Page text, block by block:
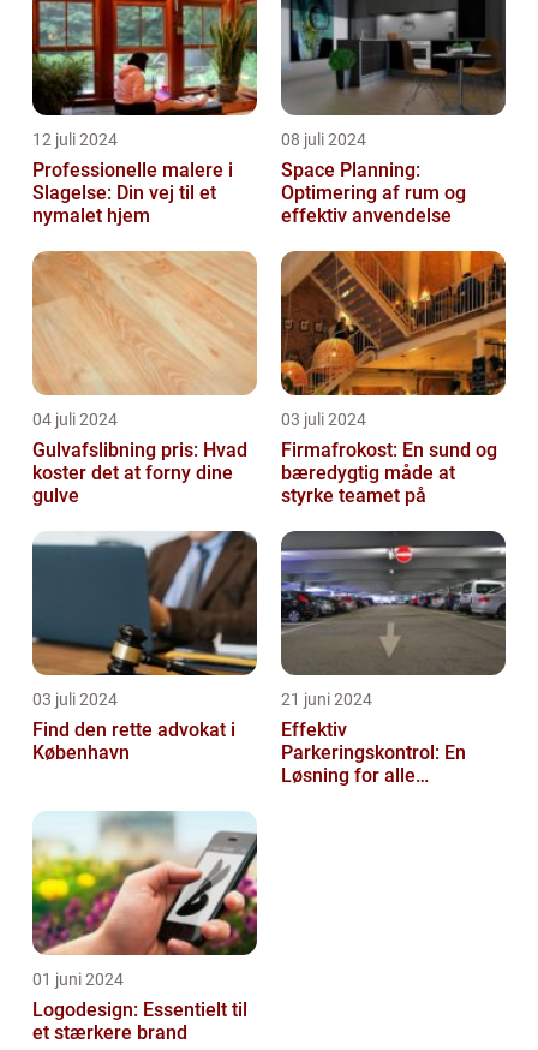
12 juli 2024
Professionelle malere i
Slagelse: Din vej til et
nymalet hjem
08 juli 2024
Space Planning:
Optimering af rum og
effektiv anvendelse
04 juli 2024
Gulvafslibning pris: Hvad
koster det at forny dine
gulve
03 juli 2024
Firmafrokost: En sund og
bæredygtig måde at
styrke teamet på
03 juli 2024
Find den rette advokat i
København
21 juni 2024
Effektiv
Parkeringskontrol: En
Løsning for alle
01 juni 2024
Logodesign: Essentielt til
et stærkere brand